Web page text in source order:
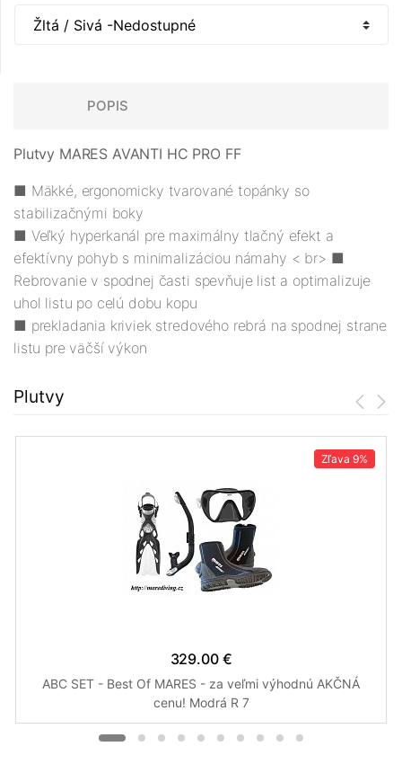
POPIS
Plutvy MARES AVANTI HC PRO FF
■ Mäkké, ergonomicky tvarované topánky so
stabilizačnými boky
■ Veľký hyperkanál pre maximálny tlačný efekt a
efektívny pohyb s minimalizáciou námahy < br> ■
Rebrovanie v spodnej časti spevňuje list a optimalizuje
uhol listu po celú dobu kopu
■ prekladania kriviek stredového rebrá na spodnej strane
listu pre väčší výkon
Plutvy
Zľava 9%
329.00 €
ABC SET - Best Of MARES - za veľmi výhodnú AKČNÁ
cenu! Modrá R 7